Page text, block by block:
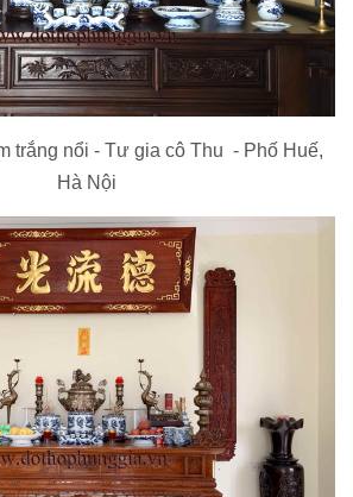
trắng nổi - Tư gia cô Thu - Phố Huế,
Hà Nội